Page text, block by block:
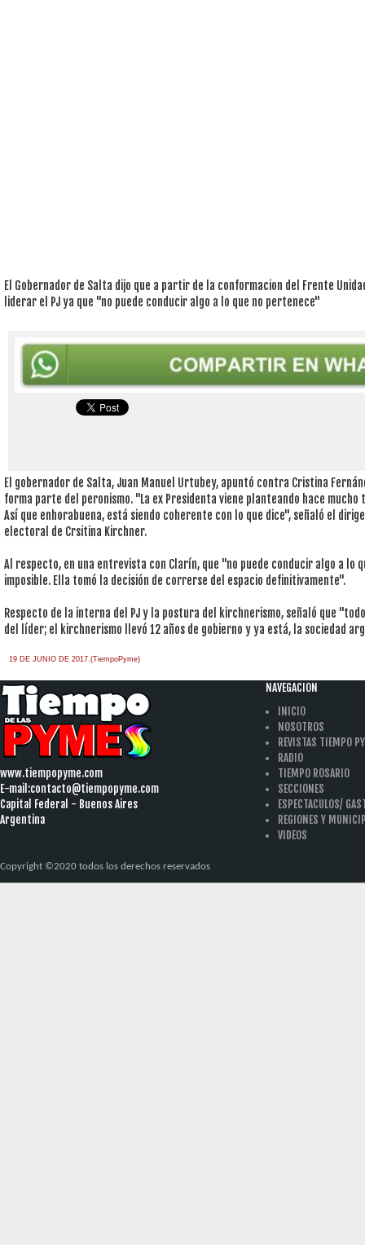
El Gobernador de Salta dijo que a partir de la conformacion del Frente
liderar el PJ ya que "no puede conducir algo a lo que no pertenece"
El gobernador de Salta, Juan Manuel Urtubey, apuntó contra Cristina
forma parte del peronismo. "La ex Presidenta viene planteando hace
Así que enhorabuena, está siendo coherente con lo que dice", señaló el
electoral de Crsitina Kirchner.
Al respecto, en una entrevista con Clarín, que "no puede conducir algo a lo
imposible. Ella tomó la decisión de correrse del espacio definitivamente".
Respecto de la interna del PJ y la postura del kirchnerismo, señaló que
del líder; el kirchnerismo llevó 12 años de gobierno y ya está, la sociedad
19 DE JUNIO DE 2017.(TiempoPyme)
www.tiempopyme.com
E-mail:contacto@tiempopyme.com
Capital Federal - Buenos Aires
Argentina
NAVEGACION
INICIO
NOSOTROS
REVISTAS TIEMPO
RADIO
TIEMPO ROSARIO
SECCIONES
ESPECTACULOS/
REGIONES Y
VIDEOS
Copyright ©2020 todos los derechos reservados